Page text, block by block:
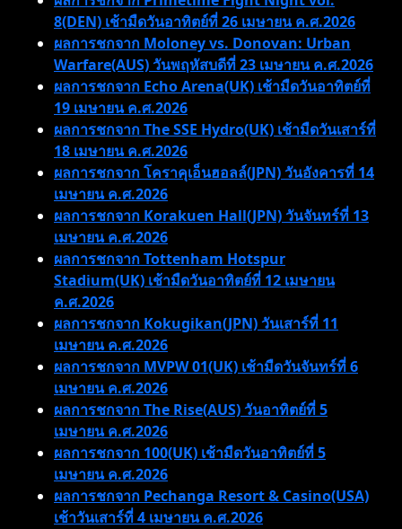
8(DEN) เช้ามืดวันอาทิตย์ที่ 26 เมษายน ค.ศ.2026
ผลการชกจาก Moloney vs. Donovan: Urban
Warfare(AUS) วันพฤหัสบดีที่ 23 เมษายน ค.ศ.2026
ผลการชกจาก Echo Arena(UK) เช้ามืดวันอาทิตย์ที่
19 เมษายน ค.ศ.2026
ผลการชกจาก The SSE Hydro(UK) เช้ามืดวันเสาร์ที่
18 เมษายน ค.ศ.2026
ผลการชกจาก โคราคุเอ็นฮอลล์(JPN) วันอังคารที่ 14
เมษายน ค.ศ.2026
ผลการชกจาก Korakuen Hall(JPN) วันจันทร์ที่ 13
เมษายน ค.ศ.2026
ผลการชกจาก Tottenham Hotspur
Stadium(UK) เช้ามืดวันอาทิตย์ที่ 12 เมษายน
ค.ศ.2026
ผลการชกจาก Kokugikan(JPN) วันเสาร์ที่ 11
เมษายน ค.ศ.2026
ผลการชกจาก MVPW 01(UK) เช้ามืดวันจันทร์ที่ 6
เมษายน ค.ศ.2026
ผลการชกจาก The Rise(AUS) วันอาทิตย์ที่ 5
เมษายน ค.ศ.2026
ผลการชกจาก 100(UK) เช้ามืดวันอาทิตย์ที่ 5
เมษายน ค.ศ.2026
ผลการชกจาก Pechanga Resort & Casino(USA)
เช้าวันเสาร์ที่ 4 เมษายน ค.ศ.2026